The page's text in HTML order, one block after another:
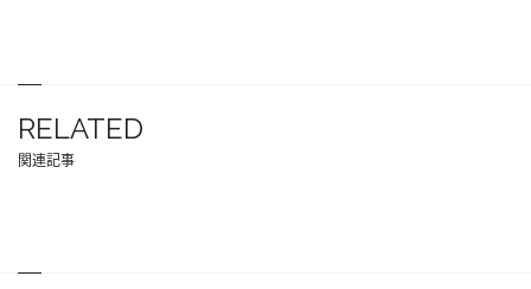
RELATED
関連記事